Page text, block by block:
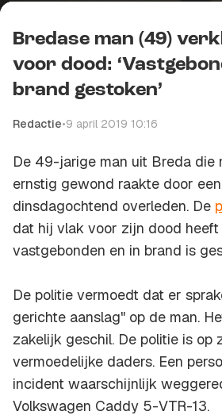
Bredase man (49)
voor dood:
brand gestoken’
Redactie•9 april 2019 10:16
De 49-jarige man uit Breda die
ernstig gewond raakte door
dinsdagochtend overleden. De
dat hij vlak voor zijn dood
vastgebonden en in brand is
De politie vermoedt dat er
gerichte aanslag" op de man.
zakelijk geschil. De politie is op
vermoedelijke daders. Een
incident waarschijnlijk
Volkswagen Caddy 5-VTR-13.